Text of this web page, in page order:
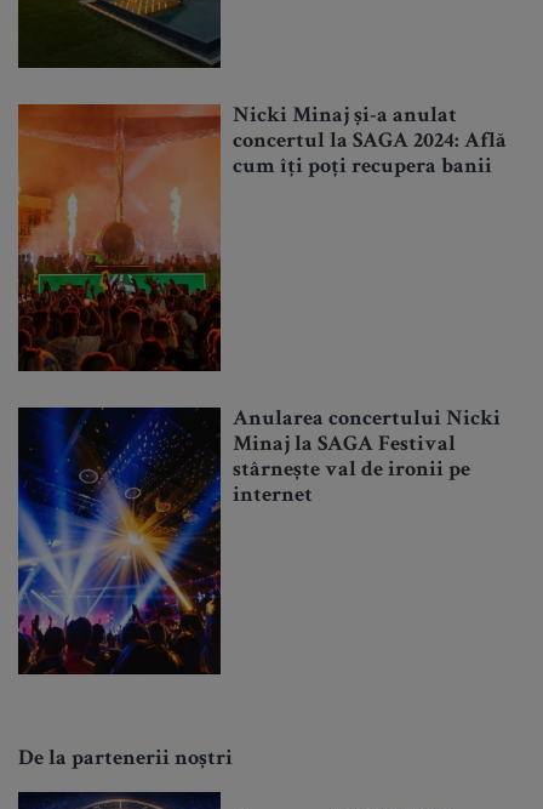
Nicki Minaj și-a anulat
concertul la SAGA 2024: Află
cum îți poți recupera banii
Anularea concertului Nicki
Minaj la SAGA Festival
stârnește val de ironii pe
internet
De la partenerii noștri